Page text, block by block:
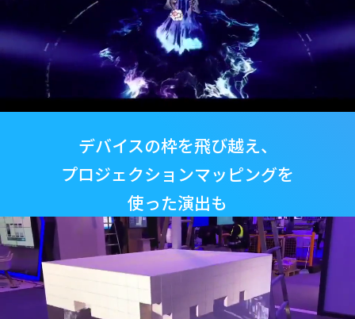
デバイスの枠を飛び越え、
プロジェクションマッピングを
使った演出も